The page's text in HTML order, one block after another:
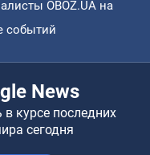
OBOZ.UA на
событий
News
курсе последних
сегодня